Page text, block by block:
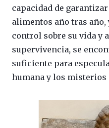
capacidad de
alimentos año tras año,
control sobre su vida y
supervivencia, se
suficiente para
humana y los misterios